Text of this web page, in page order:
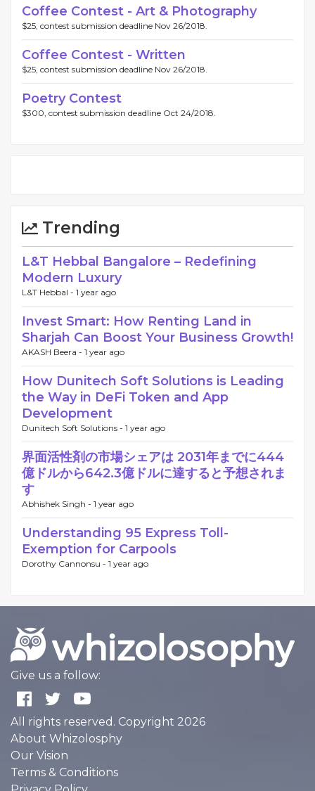
Coffee Contest - Art & Photography
$25, contest submission deadline Nov 26/2018.
Coffee Contest - Written
$25, contest submission deadline Nov 26/2018.
Poetry Contest
$300, contest submission deadline Oct 24/2018.
Trending
L&T Hebbal Bangalore – Redefining
Modern Luxury
L&T Hebbal - 1 year ago
Invest Smart: How Renting Land in
Sharjah Can Boost Your Business Growth!
AKASH Beera - 1 year ago
How Dunitech Soft Solutions is Leading
the Way in DeFi Token and App
Development
Dunitech Soft Solutions - 1 year ago
️界面活性剤の市場シェアは 2031年までに444
億ドルから642.3億ドルに達すると予想されま
す
Abhishek Singh - 1 year ago
Understanding 95 Express Toll-
Exemption for Carpools
Dorothy Cannonsu - 1 year ago
Give us a follow:
All rights reserved. Copyright 2026
About Whizolosphy
Our Vision
Terms & Conditions